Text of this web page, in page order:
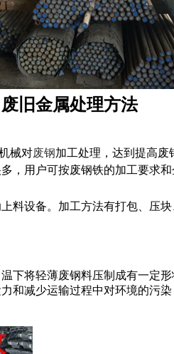
废旧金属处理方法
械对废钢加工处理，达到提高废
，用户可按废钢铁的加工要求
设备。加工方法有打包、压块
将轻薄废钢料压制成有一定形
和减少运输过程中对环境的污染